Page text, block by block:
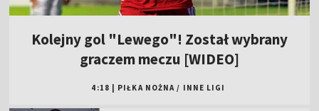
Kolejny gol "Lewego"! Został wybrany
graczem meczu [WIDEO]
4:18 PIŁKA NOŻNA / INNE LIGI